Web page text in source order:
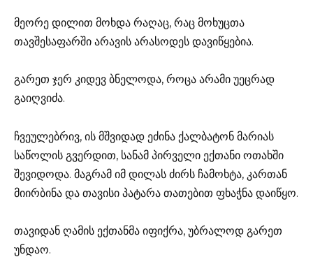
მეორე დილით მოხდა რაღაც, რაც მოხუცთა
თავშესაფარში არავის არასოდეს დავიწყებია.
გარეთ ჯერ კიდევ ბნელოდა, როცა არამი უეცრად
გაიღვიძა.
ჩვეულებრივ, ის მშვიდად ეძინა ქალბატონ მარიას
საწოლის გვერდით, სანამ პირველი ექთანი ოთახში
შევიდოდა. მაგრამ იმ დილას ძირს ჩამოხტა, კართან
მიირბინა და თავისი პატარა თათებით ფხაჭნა დაიწყო.
თავიდან ღამის ექთანმა იფიქრა, უბრალოდ გარეთ
უნდაო.